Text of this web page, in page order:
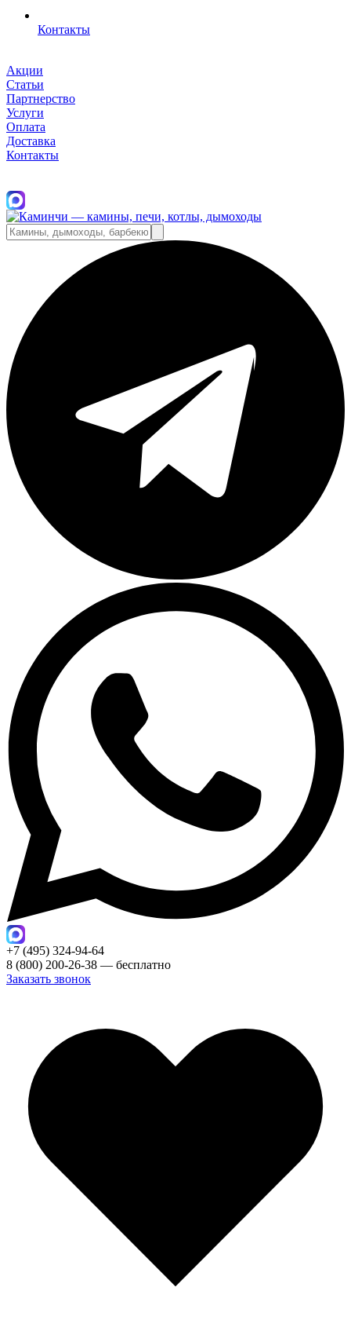
Контакты
Акции
Статьи
Партнерство
Услуги
Оплата
Доставка
Контакты
+7 (495) 324-94-64
8 (800) 200-26-38 — бесплатно
Заказать звонок